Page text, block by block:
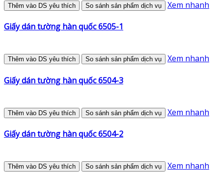
Thêm vào DS yêu thích So sánh sản phẩm dịch vụ Xem nhanh
Giấy dán tường hàn quốc 6505-1
Thêm vào DS yêu thích So sánh sản phẩm dịch vụ Xem nhanh
Giấy dán tường hàn quốc 6504-3
Thêm vào DS yêu thích So sánh sản phẩm dịch vụ Xem nhanh
Giấy dán tường hàn quốc 6504-2
Thêm vào DS yêu thích So sánh sản phẩm dịch vụ Xem nhanh